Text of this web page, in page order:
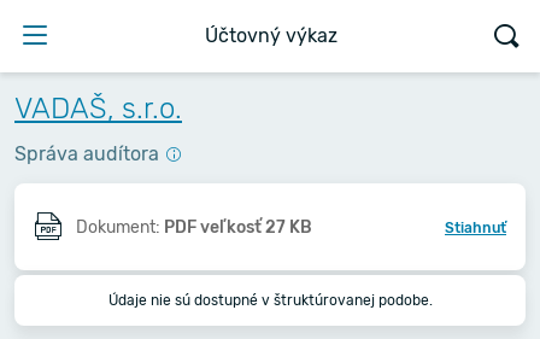
Účtovný výkaz
VADAŠ, s.r.o.
Správa audítora
Dokument: PDF veľkosť 27 KB Stiahnuť
Údaje nie sú dostupné v štruktúrovanej podobe.